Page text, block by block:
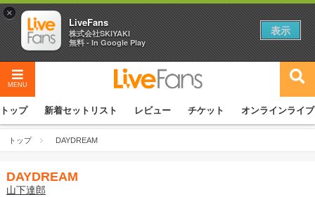
MENU
トップ 新着セットリスト レビュー チケット オンラインライブ
トップ DAYDREAM
DAYDREAM
山下達郎
×
LiveFans
株式会社SKIYAKI
無料 - In Google Play
表示